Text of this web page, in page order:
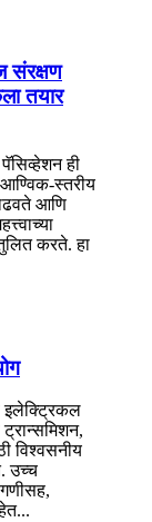
संरक्षण
तयार
ही
स्तरीय
आणि
करते. हा
इलेक्ट्रिकल
विश्वसनीय
उच्च